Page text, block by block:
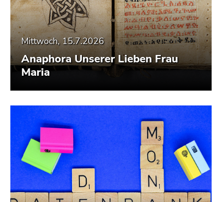
Mittwoch, 15.7.2026
Anaphora Unserer Lieben Frau
Maria